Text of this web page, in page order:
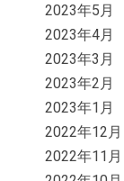
2023年5月
2023年4月
2023年3月
2023年2月
2023年1月
2022年12月
2022年11月